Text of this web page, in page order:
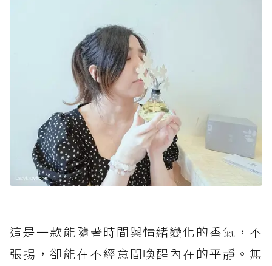
這是一款能隨著時間與情緒變化的香氣，不
張揚，卻能在不經意間喚醒內在的平靜。無